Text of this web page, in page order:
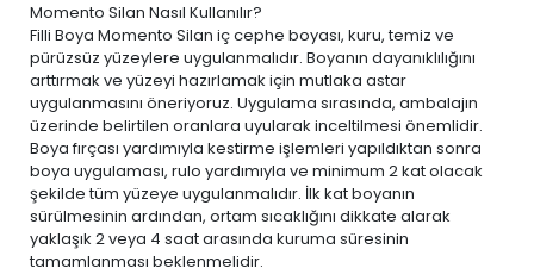
Momento Silan Nasıl Kullanılır?
Filli Boya Momento Silan iç cephe boyası, kuru, temiz ve
pürüzsüz yüzeylere uygulanmalıdır. Boyanın dayanıklılığını
arttırmak ve yüzeyi hazırlamak için mutlaka astar
uygulanmasını öneriyoruz. Uygulama sırasında, ambalajın
üzerinde belirtilen oranlara uyularak inceltilmesi önemlidir.
Boya fırçası yardımıyla kestirme işlemleri yapıldıktan sonra
boya uygulaması, rulo yardımıyla ve minimum 2 kat olacak
şekilde tüm yüzeye uygulanmalıdır. İlk kat boyanın
sürülmesinin ardından, ortam sıcaklığını dikkate alarak
yaklaşık 2 veya 4 saat arasında kuruma süresinin
tamamlanması beklenmelidir.